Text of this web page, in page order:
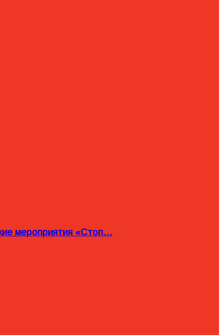
мероприятия «Стоп…